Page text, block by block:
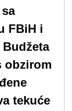
FBiH i
obzirom
tekuće